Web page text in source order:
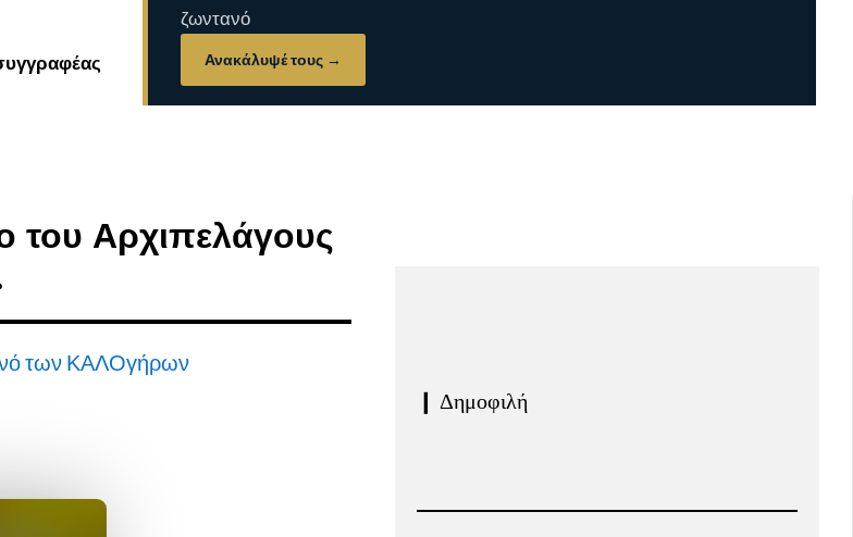
ζωντανό
Ανακάλυψέ τους →
του Αρχιπελάγους
των ΚΑΛΟγήρων
❙ Δημοφιλή